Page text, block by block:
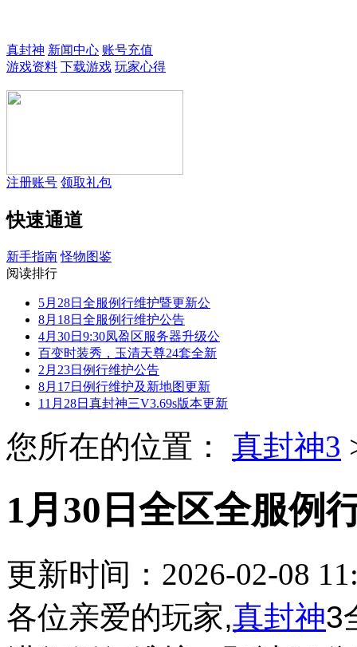
真封神 新闻中心 账号充值
游戏资料 下载游戏 玩家心得
注册账号 领取礼包
快速通道
新手指南 怪物图鉴
阅读排行
5月28日全服例行维护暨更新公
8月18日全服例行维护公告
4月30日9:30凤盈区服务器升级公
百变时装秀，玉清天尊24套全新
2月23日例行维护公告
8月17日例行维护及新地图更新
11月28日真封神三V3.69s版本更新
您所在的位置： 真封神3
1月30日全区全服例
更新时间：2026-02-08
各位亲爱的玩家,真封神3